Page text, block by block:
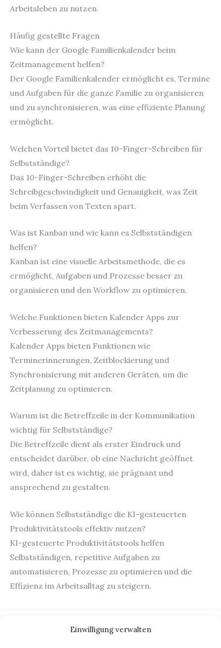
Einwilligung verwalten
Arbeitsleben zu nutzen.
Häufig gestellte Fragen
Wie kann der Google Familienkalender beim
Zeitmanagement helfen?
Der Google Familienkalender ermöglicht es, Termine
und Aufgaben für die ganze Familie zu organisieren
und zu synchronisieren, was eine effiziente Planung
ermöglicht.
Welchen Vorteil bietet das 10-Finger-Schreiben für
Selbstständige?
Das 10-Finger-Schreiben erhöht die
Schreibgeschwindigkeit und Genauigkeit, was Zeit
beim Verfassen von Texten spart.
Was ist Kanban und wie kann es Selbstständigen
helfen?
Kanban ist eine visuelle Arbeitsmethode, die es
ermöglicht, Aufgaben und Prozesse besser zu
organisieren und den Workflow zu optimieren.
Welche Funktionen bieten Kalender Apps zur
Verbesserung des Zeitmanagements?
Kalender Apps bieten Funktionen wie
Terminerinnerungen, Zeitblockierung und
Synchronisierung mit anderen Geräten, um die
Zeitplanung zu optimieren.
Warum ist die Betreffzeile in der Kommunikation
wichtig für Selbstständige?
Die Betreffzeile dient als erster Eindruck und
entscheidet darüber, ob eine Nachricht geöffnet
wird, daher ist es wichtig, sie prägnant und
ansprechend zu gestalten.
Wie können Selbstständige die KI-gesteuerten
Produktivitätstools effektiv nutzen?
KI-gesteuerte Produktivitätstools helfen
Selbstständigen, repetitive Aufgaben zu
automatisieren, Prozesse zu optimieren und die
Effizienz im Arbeitsalltag zu steigern.
Vorheriger Beitrag Nächster Beitrag